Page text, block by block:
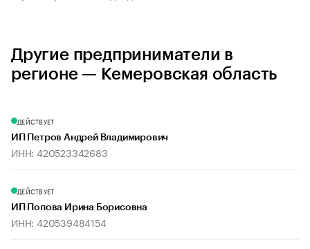
Другие предприниматели в
регионе — Кемеровская область
ДЕЙСТВУЕТ
ИП Петров Андрей Владимирович
ИНН: 420523342683
ДЕЙСТВУЕТ
ИП Попова Ирина Борисовна
ИНН: 420539484154